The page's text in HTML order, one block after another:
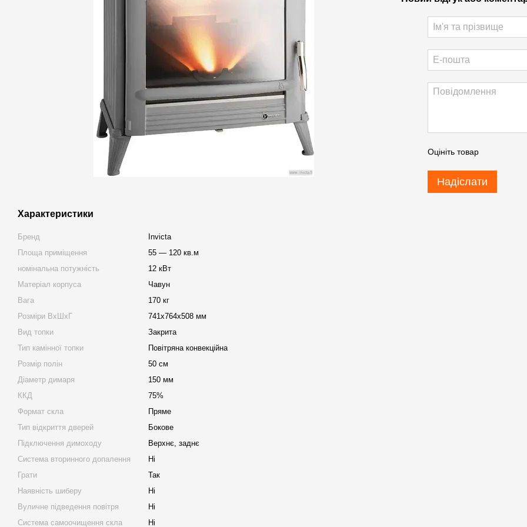
Характеристики
Бренд
Invicta
Площа приміщення
55 — 120 кв.м
номінальна потужність
12 кВт
Матеріал корпуса
Чавун
Вага
170 кг
Розміри ВхШхГ
741х764х508 мм
Вид топки
Закрита
Тип камінної топки
Повітряна конвекційна
Розмір полін
50 см
Діаметр димаря
150 мм
ККД
75%
Формат скла
Пряме
Тип відкриття дверей
Бокове
Підключення димоходу
Верхнє, заднє
Система вторинного допалення
Ні
Грати
Так
Наявність шиберу
Ні
Вуличне підведення повітря
Ні
Система самоочищення скла
Ні
Оцініть товар
Надіслати